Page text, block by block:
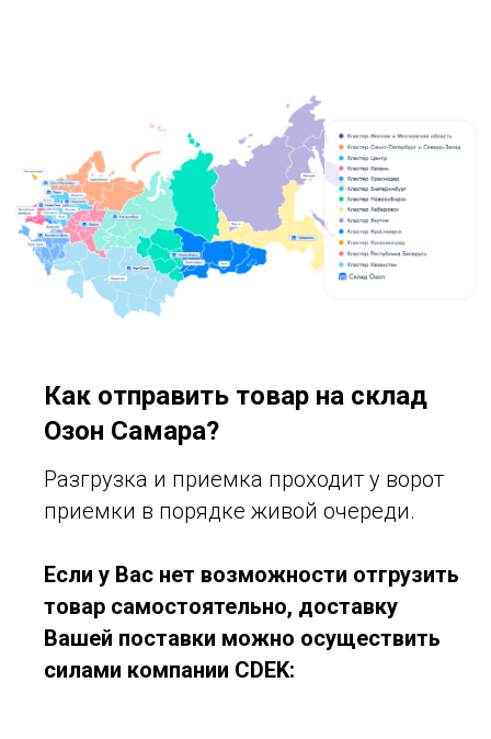
Как отправить товар на склад
Озон Самара?
Разгрузка и приемка проходит у ворот
приемки в порядке живой очереди.
Если у Вас нет возможности отгрузить
товар самостоятельно, доставку
Вашей поставки можно осуществить
силами компании CDEK: